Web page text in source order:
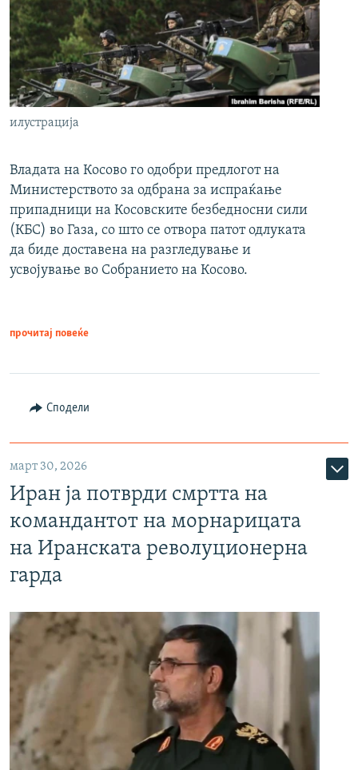
илустрација
Владата на Косово го одобри предлогот на
Министерството за одбрана за испраќање
припадници на Косовските безбедносни сили
(КБС) во Газа, со што се отвора патот одлуката
да биде доставена на разгледување и
усвојување во Собранието на Косово.
прочитај повеќе
Сподели
март 30, 2026
Иран ја потврди смртта на
командантот на морнарицата
на Иранската револуционерна
гарда